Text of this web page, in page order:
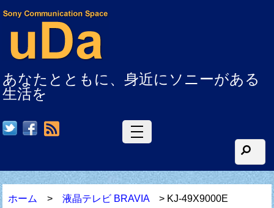
あなたとともに、身近にソニーがある
生活を
ホーム >液晶テレビ BRAVIA> KJ-49X9000E